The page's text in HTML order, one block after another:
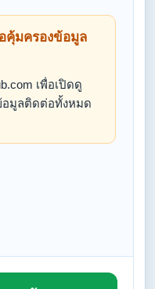
คุ้มครองข้อมูล
เพื่อเปิดดู
อมูลติดต่อทั้งหมด